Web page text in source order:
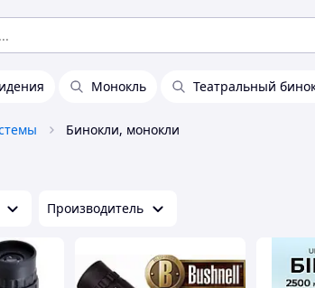
Монокль Театральный
Бинокли, монокли
Производитель